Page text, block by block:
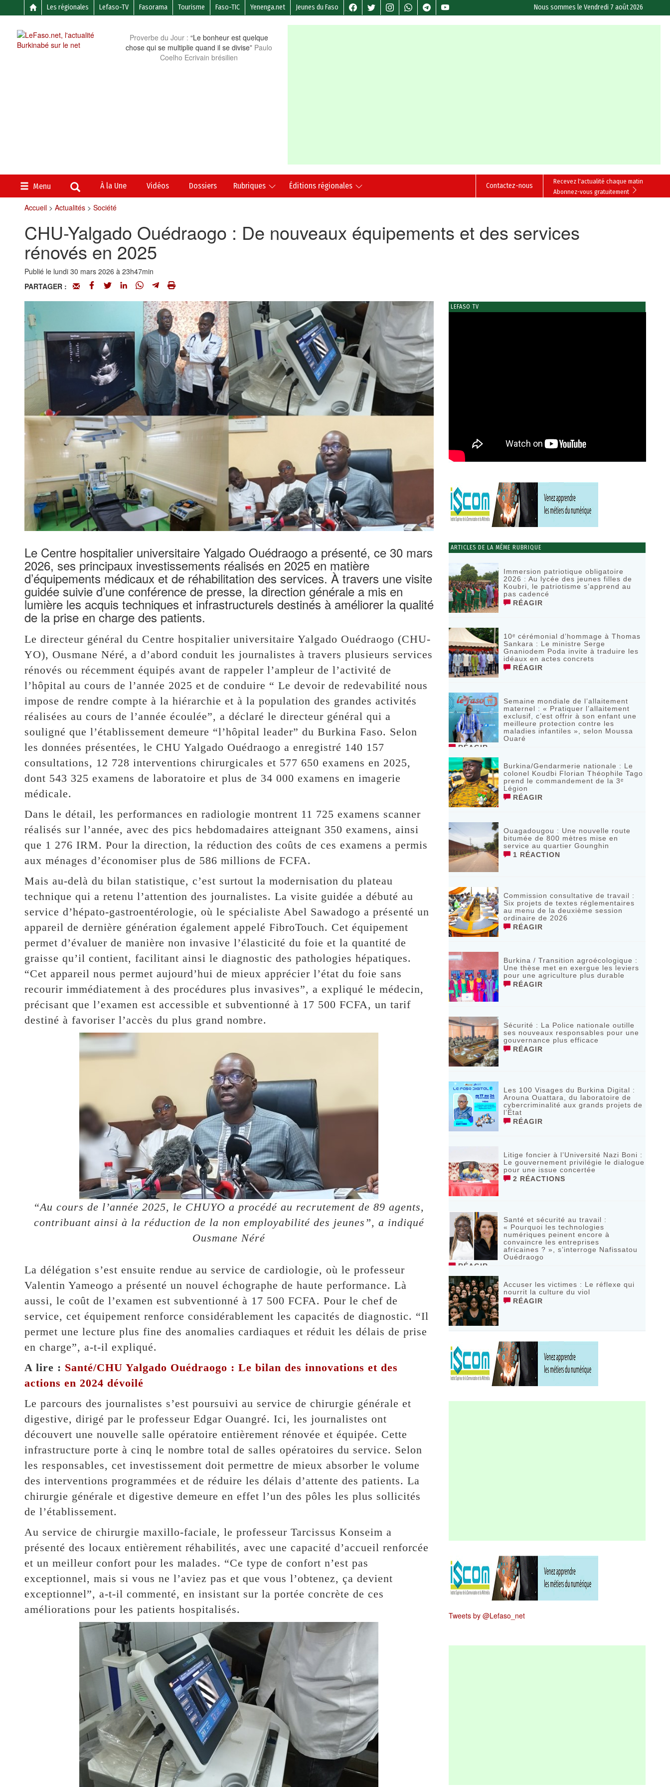
Les régionales Lefaso-TV Fasorama Tourisme Faso-TIC Yenenga.net Jeunes du Faso Nous sommes leVendredi 7 août 2026
Proverbe du Jour : “Le bonheur est quelque
chose qui se multiplie quand il se divise” Paulo
Coelho Ecrivain brésilien
Menu À la Une Vidéos Dossiers Rubriques Éditions régionales
Recevez l'actualité chaque matin
Abonnez-vous gratuitement
Contactez-nous
Accueil> Actualités> Société
CHU-Yalgado Ouédraogo : De nouveaux équipements et des services
rénovés en 2025
Publié le lundi 30 mars 2026 à 23h47min
PARTAGER :
‎Le Centre hospitalier universitaire Yalgado Ouédraogo a présenté, ce 30 mars
2026, ses principaux investissements réalisés en 2025 en matière
d’équipements médicaux et de réhabilitation des services. À travers une visite
guidée suivie d’une conférence de presse, la direction générale a mis en
lumière les acquis techniques et infrastructurels destinés à améliorer la qualité
de la prise en charge des patients.
‎Le directeur général du Centre hospitalier universitaire Yalgado Ouédraogo (CHU-
YO), Ousmane Néré, a d’abord conduit les journalistes à travers plusieurs services
rénovés ou récemment équipés avant de rappeler l’ampleur de l’activité de
l’hôpital au cours de l’année 2025 et de conduire “ Le devoir de redevabilité nous
impose de rendre compte à la hiérarchie et à la population des grandes activités
réalisées au cours de l’année écoulée”, a déclaré le directeur général qui a
souligné que l’établissement demeure “l’hôpital leader” du Burkina Faso. Selon
les données présentées, le CHU Yalgado Ouédraogo a enregistré 140 157
consultations, 12 728 interventions chirurgicales et 577 650 examens en 2025,
dont 543 325 examens de laboratoire et plus de 34 000 examens en imagerie
médicale.
Dans le détail, les performances en radiologie montrent 11 725 examens scanner
réalisés sur l’année, avec des pics hebdomadaires atteignant 350 examens, ainsi
que 1 276 IRM. Pour la direction, la réduction des coûts de ces examens a permis
aux ménages d’économiser plus de 586 millions de FCFA.
Mais au-delà du bilan statistique, c’est surtout la modernisation du plateau
technique qui a retenu l’attention des journalistes. La visite guidée a débuté au
service d’hépato-gastroentérologie, où le spécialiste Abel Sawadogo a présenté un
appareil de dernière génération également appelé FibroTouch. Cet équipement
permet d’évaluer de manière non invasive l’élasticité du foie et la quantité de
graisse qu’il contient, facilitant ainsi le diagnostic des pathologies hépatiques.
“Cet appareil nous permet aujourd’hui de mieux apprécier l’état du foie sans
recourir immédiatement à des procédures plus invasives”, a expliqué le médecin,
précisant que l’examen est accessible et subventionné à 17 500 FCFA, un tarif
destiné à favoriser l’accès du plus grand nombre.
“Au cours de l’année 2025, le CHUYO a procédé au recrutement de 89 agents,
contribuant ainsi à la réduction de la non employabilité des jeunes”, a indiqué
Ousmane Néré
La délégation s’est ensuite rendue au service de cardiologie, où le professeur
Valentin Yameogo a présenté un nouvel échographe de haute performance. Là
aussi, le coût de l’examen est subventionné à 17 500 FCFA. Pour le chef de
service, cet équipement renforce considérablement les capacités de diagnostic. “Il
permet une lecture plus fine des anomalies cardiaques et réduit les délais de prise
en charge”, a-t-il expliqué.
A lire : Santé/CHU Yalgado Ouédraogo : Le bilan des innovations et des
actions en 2024 dévoilé
Le parcours des journalistes s’est poursuivi au service de chirurgie générale et
digestive, dirigé par le professeur Edgar Ouangré. Ici, les journalistes ont
découvert une nouvelle salle opératoire entièrement rénovée et équipée. Cette
infrastructure porte à cinq le nombre total de salles opératoires du service. Selon
les responsables, cet investissement doit permettre de mieux absorber le volume
des interventions programmées et de réduire les délais d’attente des patients. La
chirurgie générale et digestive demeure en effet l’un des pôles les plus sollicités
de l’établissement.
Au service de chirurgie maxillo-faciale, le professeur Tarcissus Konseim a
présenté des locaux entièrement réhabilités, avec une capacité d’accueil renforcée
et un meilleur confort pour les malades. “Ce type de confort n’est pas
exceptionnel, mais si vous ne l’aviez pas et que vous l’obtenez, ça devient
exceptionnel”, a-t-il commenté, en insistant sur la portée concrète de ces
améliorations pour les patients hospitalisés.
LEFASO TV
ARTICLES DE LA MÊME RUBRIQUE
Immersion patriotique obligatoire
2026 : Au lycée des jeunes filles de
Koubri, le patriotisme s’apprend au
pas cadencé
RÉAGIR
10ᵉ cérémonial d’hommage à Thomas
Sankara : Le ministre Serge
Gnaniodem Poda invite à traduire les
idéaux en actes concrets
RÉAGIR
Semaine mondiale de l’allaitement
maternel : « Pratiquer l’allaitement
exclusif, c’est offrir à son enfant une
meilleure protection contre les
maladies infantiles », selon Moussa
Ouaré
RÉAGIR
Burkina/Gendarmerie nationale : Le
colonel Koudbi Florian Théophile Tago
prend le commandement de la 3ᵉ
Légion
RÉAGIR
Ouagadougou : Une nouvelle route
bitumée de 800 mètres mise en
service au quartier Gounghin
1 RÉACTION
Commission consultative de travail :
Six projets de textes réglementaires
au menu de la deuxième session
ordinaire de 2026
RÉAGIR
Burkina / Transition agroécologique :
Une thèse met en exergue les leviers
pour une agriculture plus durable
RÉAGIR
Sécurité : La Police nationale outille
ses nouveaux responsables pour une
gouvernance plus efficace
RÉAGIR
Les 100 Visages du Burkina Digital :
Arouna Ouattara, du laboratoire de
cybercriminalité aux grands projets de
l’État
RÉAGIR
Litige foncier à l’Université Nazi Boni :
Le gouvernement privilégie le dialogue
pour une issue concertée
2 RÉACTIONS
Santé et sécurité au travail :
« Pourquoi les technologies
numériques peinent encore à
convaincre les entreprises
africaines ? », s’interroge Nafissatou
Ouédraogo
RÉAGIR
Accuser les victimes : Le réflexe qui
nourrit la culture du viol
RÉAGIR
Tweets by @Lefaso_net